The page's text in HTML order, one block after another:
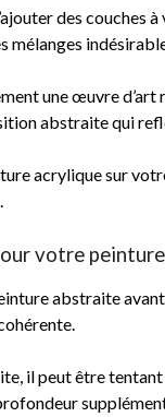
des
mélanges
une œuvre
abstraite qui
acrylique sur
votre
abstraite
il peut être